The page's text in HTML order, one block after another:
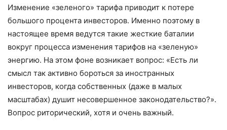
Изменение «зеленого» тарифа приводит к потере
большого процента инвесторов. Именно поэтому в
настоящее время ведутся такие жесткие баталии
вокруг процесса изменения тарифов на «зеленую»
энергию. На этом фоне возникает вопрос: «Есть ли
смысл так активно бороться за иностранных
инвесторов, когда собственных (даже в малых
масштабах) душит несовершенное законодательство?».
Вопрос риторический, хотя и очень важный.